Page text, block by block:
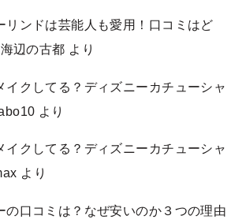
リンドは芸能人も愛用！口コミはど
海辺の古都 より
イクしてる？ディズニーカチューシャ
より
イクしてる？ディズニーカチューシャ
より
の口コミは？なぜ安いのか３つの理由